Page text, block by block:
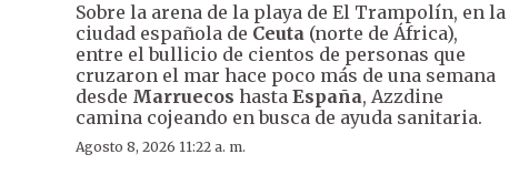
Sobre la arena de la playa de El Trampolín, en la
ciudad española de Ceuta (norte de África),
entre el bullicio de cientos de personas que
cruzaron el mar hace poco más de una semana
desde Marruecos hasta España, Azzdine
camina cojeando en busca de ayuda sanitaria.
Agosto 8, 2026 11:22 a. m.